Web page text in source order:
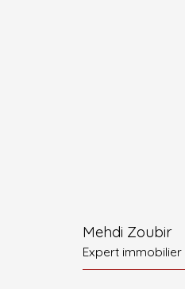
Mehdi Zoubir
Expert immobilier